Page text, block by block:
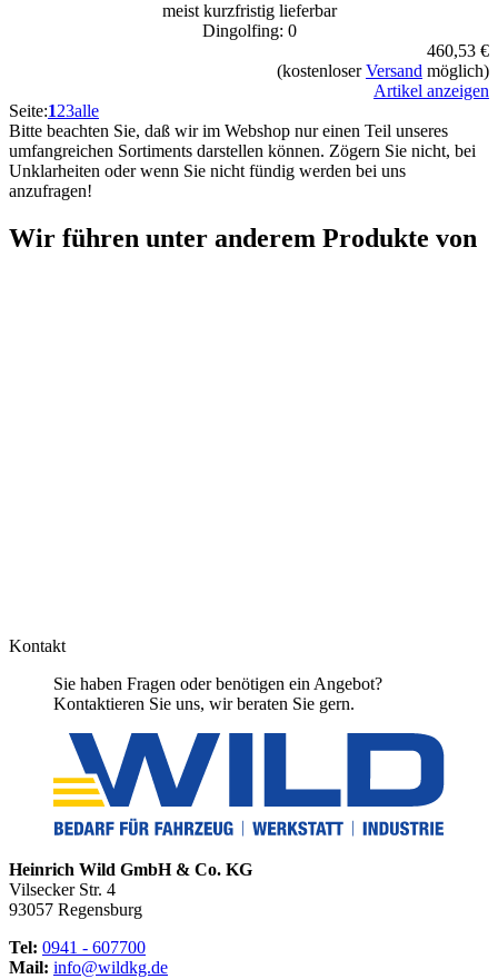
meist kurzfristig lieferbar
Dingolfing: 0
460,53 €
(kostenloserVersand möglich)
Artikel anzeigen
Seite:123alle
Bitte beachten Sie, daß wir im Webshop nur einen Teil unseres
umfangreichen Sortiments darstellen können. Zögern Sie nicht, bei
Unklarheiten oder wenn Sie nicht fündig werden bei uns
anzufragen!
Wir führen unter anderem Produkte von
Kontakt
Sie haben Fragen oder benötigen ein Angebot?
Kontaktieren Sie uns, wir beraten Sie gern.
Heinrich Wild GmbH & Co. KG
Vilsecker Str. 4
93057 Regensburg
Tel: 0941 - 607700
Mail: info@wildkg.de